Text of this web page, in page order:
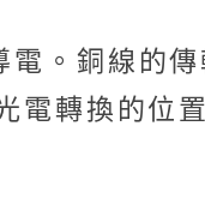
。銅線的傳
電轉換的位